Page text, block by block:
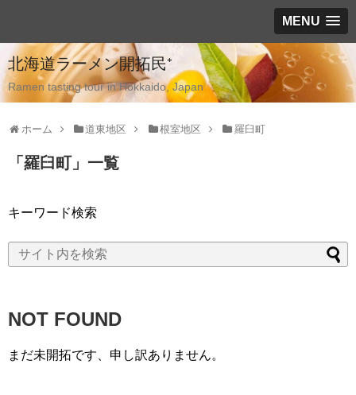
MENU
北海道ラーメン開拓民⁺
Ramen tasting tour in Hokkaido, Japan
ホーム 道東地区 根室地区 羅臼町
「 羅臼町」 一覧
キーワード検索
NOT FOUND
まだ未開拓です、申し訳ありません。